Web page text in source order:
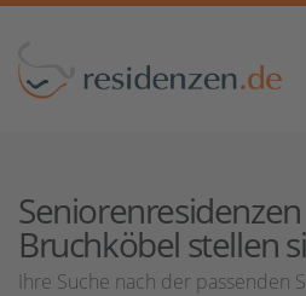
Bruchköbel stellen
Ihre Suche nach der passenden